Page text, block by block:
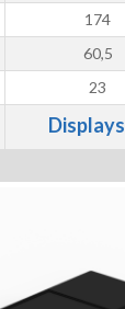
174
60,5
23
Displays